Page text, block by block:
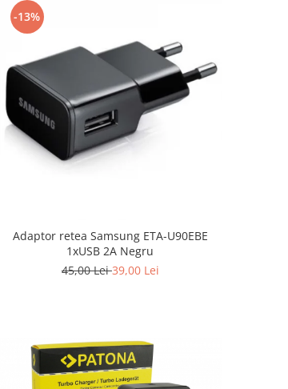
-13%
Adaptor retea Samsung ETA-U90EBE
1xUSB 2A Negru
45,00 Lei39,00 Lei